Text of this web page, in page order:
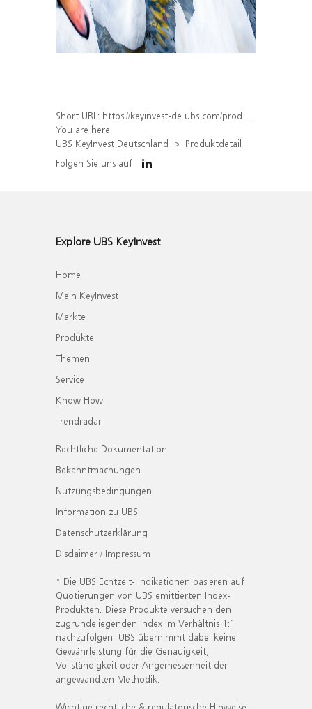
Short URL: https://keyinvest-de.ubs.com/produkt/detail/index/isin/DE000UQ83UX5
You are here:
UBS KeyInvest Deutschland
Produktdetail
Folgen Sie uns auf
Explore UBS KeyInvest
Home
Mein KeyInvest
Märkte
Produkte
Themen
Service
Know How
Trendradar
Rechtliche Dokumentation
Bekanntmachungen
Nutzungsbedingungen
Information zu UBS
Datenschutzerklärung
Disclaimer / Impressum
* Die UBS Echtzeit- Indikationen basieren auf
Quotierungen von UBS emittierten Index-
Produkten. Diese Produkte versuchen den
zugrundeliegenden Index im Verhältnis 1:1
nachzufolgen. UBS übernimmt dabei keine
Gewährleistung für die Genauigkeit,
Vollständigkeit oder Angemessenheit der
angewandten Methodik.